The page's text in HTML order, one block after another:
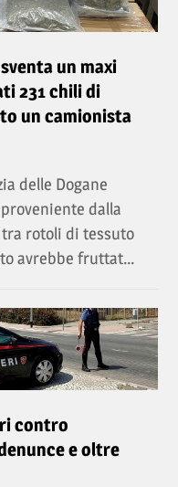
un maxi
231 chili di
un camionista
delle Dogane
dalla
tra rotoli di tessuto
avrebbe fruttat...
contro
e oltre